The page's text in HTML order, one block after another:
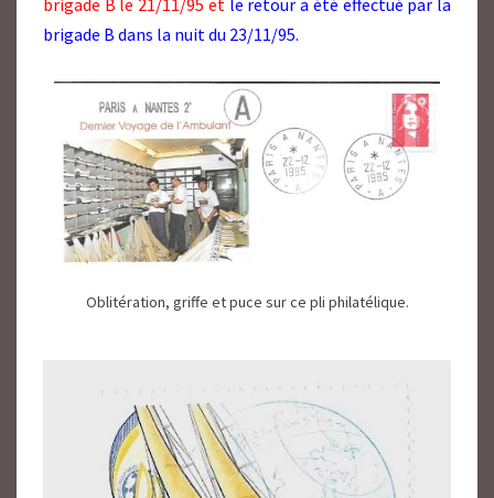
brigade B le 21/11/95 et le retour a été effectué par la
brigade B dans la nuit du 23/11/95.
Oblitération, griffe et puce sur ce pli philatélique.